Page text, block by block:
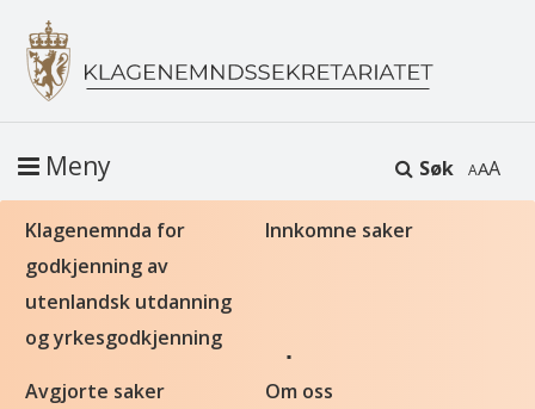
Søk A
Meny
Klagenemnda for
godkjenning av
utenlandsk utdanning
og yrkesgodkjenning
Innkomne saker
Avgjorte saker Om oss